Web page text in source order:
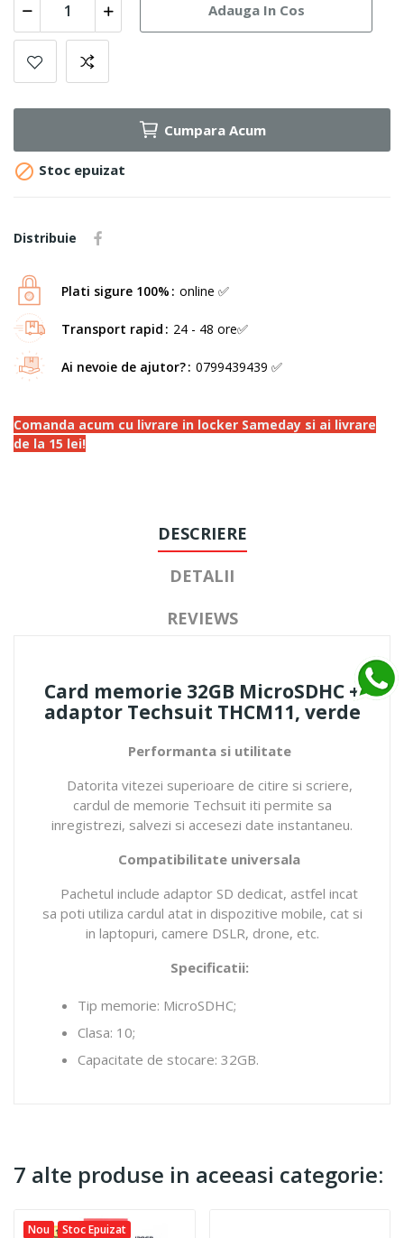
Adauga In Cos
Cumpara Acum
 Stoc epuizat
Distribuie
Plati sigure 100% online ✅
Transport rapid 24 - 48 ore✅
Ai nevoie de ajutor? 0799439439 ✅
Comanda acum cu livrare in locker Sameday si ai livrare
de la 15 lei!
DESCRIERE
DETALII
REVIEWS
Card memorie 32GB MicroSDHC +
adaptor Techsuit THCM11, verde
Performanta si utilitate
Datorita vitezei superioare de citire si scriere,
cardul de memorie Techsuit iti permite sa
inregistrezi, salvezi si accesezi date instantaneu.
Compatibilitate universala
Pachetul include adaptor SD dedicat, astfel incat
sa poti utiliza cardul atat in dispozitive mobile, cat si
in laptopuri, camere DSLR, drone, etc.
Specificatii:
Tip memorie: MicroSDHC;
Clasa: 10;
Capacitate de stocare: 32GB.
7 alte produse in aceeasi categorie:
Nou Stoc Epuizat